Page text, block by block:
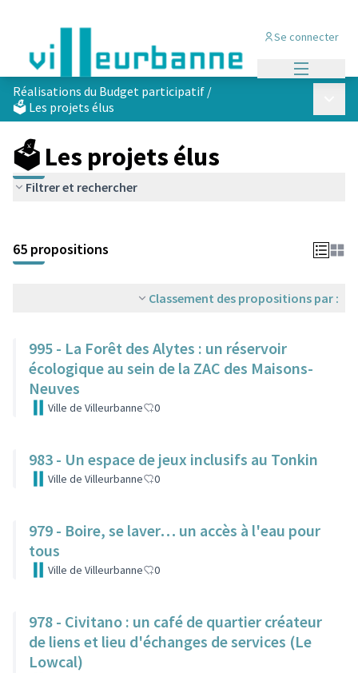
Se connecter
Réalisations du Budget participatif /
🗳️ Les projets élus
🗳️ Les projets élus
Filtrer et rechercher
+
−
65 propositions
Classement des propositions par :
995 - La Forêt des Alytes : un réservoir
écologique au sein de la ZAC des Maisons-
Neuves
Ville de Villeurbanne 0
983 - Un espace de jeux inclusifs au Tonkin
Ville de Villeurbanne 0
979 - Boire, se laver… un accès à l'eau pour
tous
Ville de Villeurbanne 0
978 - Civitano : un café de quartier créateur
de liens et lieu d'échanges de services (Le
Lowcal)